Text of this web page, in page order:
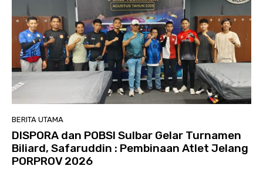
BERITA UTAMA
DISPORA dan POBSI Sulbar Gelar Turnamen
Biliard, Safaruddin : Pembinaan Atlet Jelang
PORPROV 2026